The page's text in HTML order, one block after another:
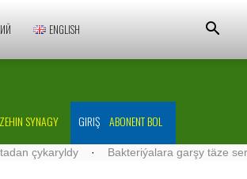
ENGLISH
ZEHIN SYNAGY GIRIŞ ABONENT BOL
· Bakteriýalara garşy täze serişdeler